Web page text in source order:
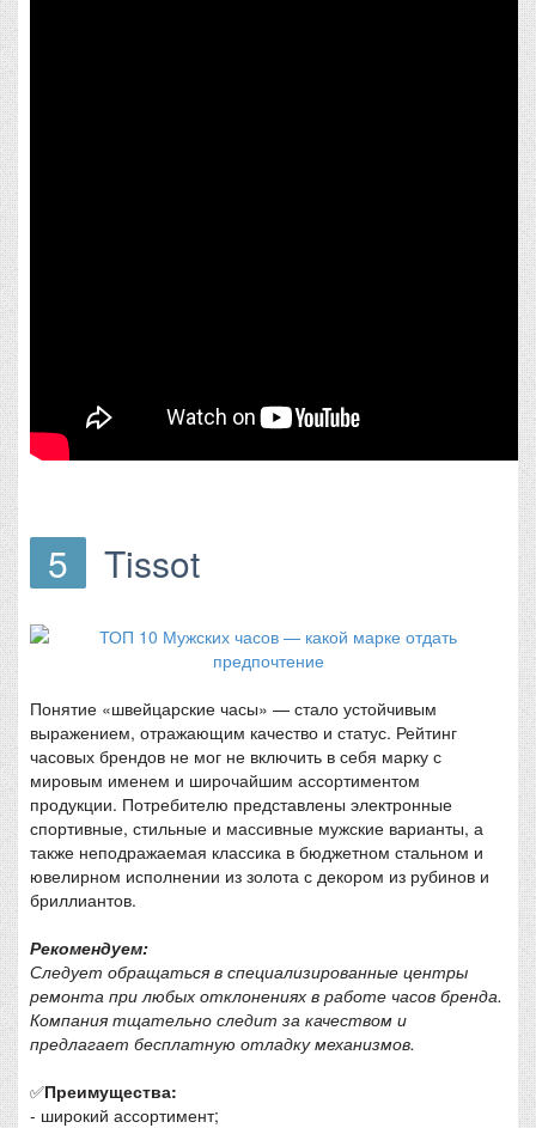
5 Tissot
Понятие «швейцарские часы» — стало устойчивым
выражением, отражающим качество и статус. Рейтинг
часовых брендов не мог не включить в себя марку с
мировым именем и широчайшим ассортиментом
продукции. Потребителю представлены электронные
спортивные, стильные и массивные мужские варианты, а
также неподражаемая классика в бюджетном стальном и
ювелирном исполнении из золота с декором из рубинов и
бриллиантов.
Рекомендуем:
Следует обращаться в специализированные центры
ремонта при любых отклонениях в работе часов бренда.
Компания тщательно следит за качеством и
предлагает бесплатную отладку механизмов.
✅Преимущества:
- широкий ассортимент;